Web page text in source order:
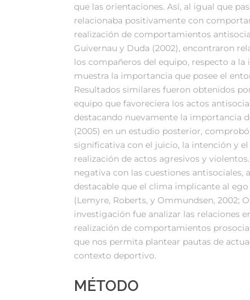
que las orientaciones. Así, al igual que
relacionaba positivamente con
realización de comportamientos
Guivernau y Duda (2002), encontraron
los compañeros del equipo, respecto a
muestra la importancia que posee el
Resultados similares fueron obtenidos
equipo que favoreciera los actos
destacando nuevamente la importancia
(2005) en un estudio posterior,
significativa con el juicio, la intención y
realización de actos agresivos y
negativa con las cuestiones antisociales,
destacable que el clima implicante al
(Lemyre, Roberts, y Ommundsen, 2002;
investigación fue analizar las relaciones
realización de comportamientos
que nos permita plantear pautas de
contexto deportivo.
MÉTODO